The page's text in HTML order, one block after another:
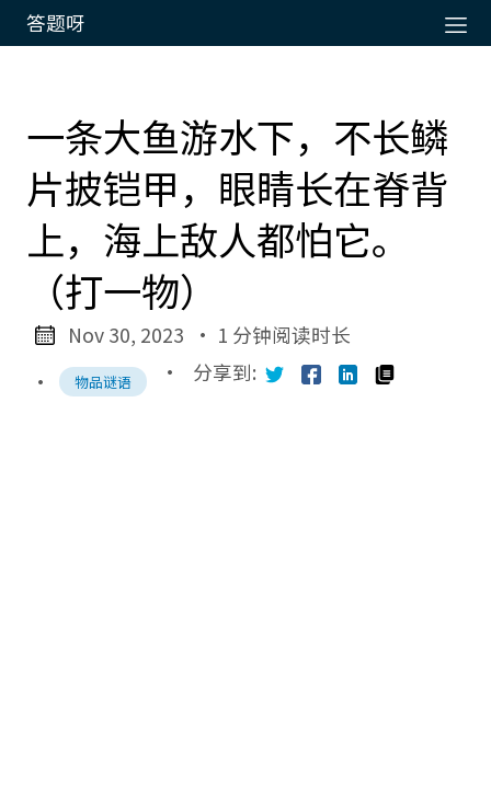
答题呀
一条大鱼游水下，不长鳞
片披铠甲，眼睛长在脊背
上，海上敌人都怕它。
（打一物）
Nov 30, 2023
· 1 分钟阅读时长
·
物品谜语 · 分享到: